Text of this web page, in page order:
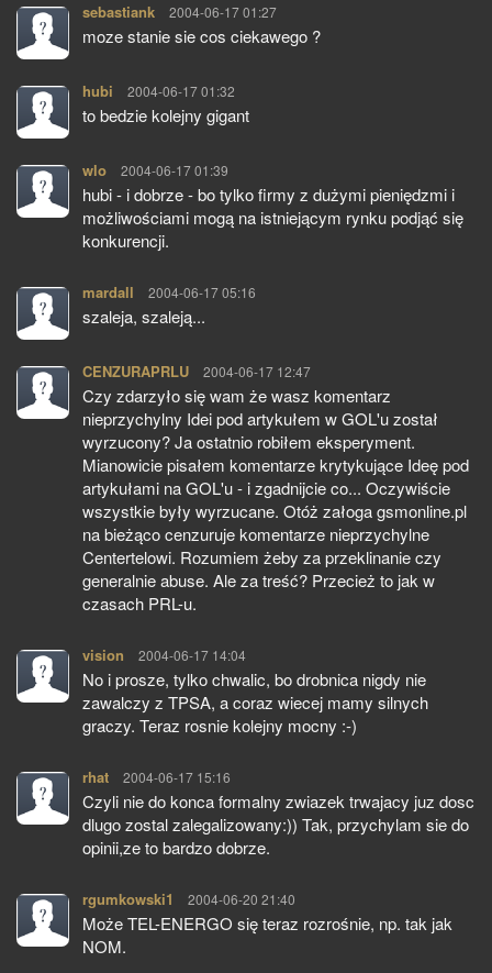
sebastiank pisze:
2004-06-17 01:27
moze stanie sie cos ciekawego ?
hubi pisze:
2004-06-17 01:32
to bedzie kolejny gigant
wlo pisze:
2004-06-17 01:39
hubi - i dobrze - bo tylko firmy z dużymi pieniędzmi i
możliwościami mogą na istniejącym rynku podjąć się
konkurencji.
mardall pisze:
2004-06-17 05:16
szaleja, szaleją...
CENZURAPRLU pisze:
2004-06-17 12:47
Czy zdarzyło się wam że wasz komentarz
nieprzychylny Idei pod artykułem w GOL'u został
wyrzucony? Ja ostatnio robiłem eksperyment.
Mianowicie pisałem komentarze krytykujące Ideę pod
artykułami na GOL'u - i zgadnijcie co... Oczywiście
wszystkie były wyrzucane. Otóż załoga gsmonline.pl
na bieżąco cenzuruje komentarze nieprzychylne
Centertelowi. Rozumiem żeby za przeklinanie czy
generalnie abuse. Ale za treść? Przecież to jak w
czasach PRL-u.
vision pisze:
2004-06-17 14:04
No i prosze, tylko chwalic, bo drobnica nigdy nie
zawalczy z TPSA, a coraz wiecej mamy silnych
graczy. Teraz rosnie kolejny mocny :-)
rhat pisze:
2004-06-17 15:16
Czyli nie do konca formalny zwiazek trwajacy juz dosc
dlugo zostal zalegalizowany:)) Tak, przychylam sie do
opinii,ze to bardzo dobrze.
rgumkowski1 pisze:
2004-06-20 21:40
Może TEL-ENERGO się teraz rozrośnie, np. tak jak
NOM.